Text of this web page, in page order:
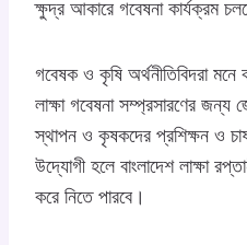
ক্ষুদ্র আকারে গবেষনা কার্যক্রম
গবেষক ও কৃষি অর্থনীতিবিদরা মনে
লাক্ষা গবেষনা সম্প্রসারণের জন্য
স্থাপন ও কৃষকদের প্রশিক্ষন ও
উদ্যোগী হলে বাংলাদেশ লাক্ষা
করে নিতে পারবে।